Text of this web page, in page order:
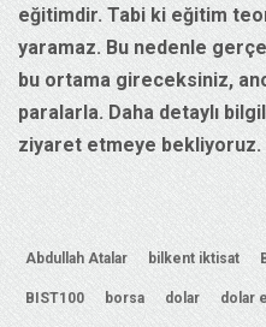
eğitimdir. Tabi ki eğitim
yaramaz. Bu nedenle
bu ortama gireceksiniz,
paralarla. Daha detaylı
ziyaret etmeye bekliyoruz.
Abdullah Atalar bilkent iktisat
BIST100 borsa dolar dolar